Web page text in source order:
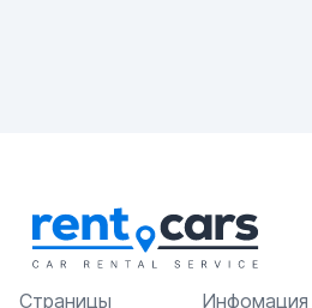
Страницы
Инфомация